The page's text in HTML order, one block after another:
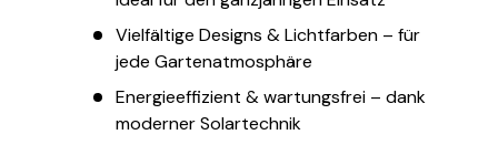
Vielfältige Designs & Lichtfarben – für
jede Gartenatmosphäre
Energieeffizient & wartungsfrei – dank
moderner Solartechnik